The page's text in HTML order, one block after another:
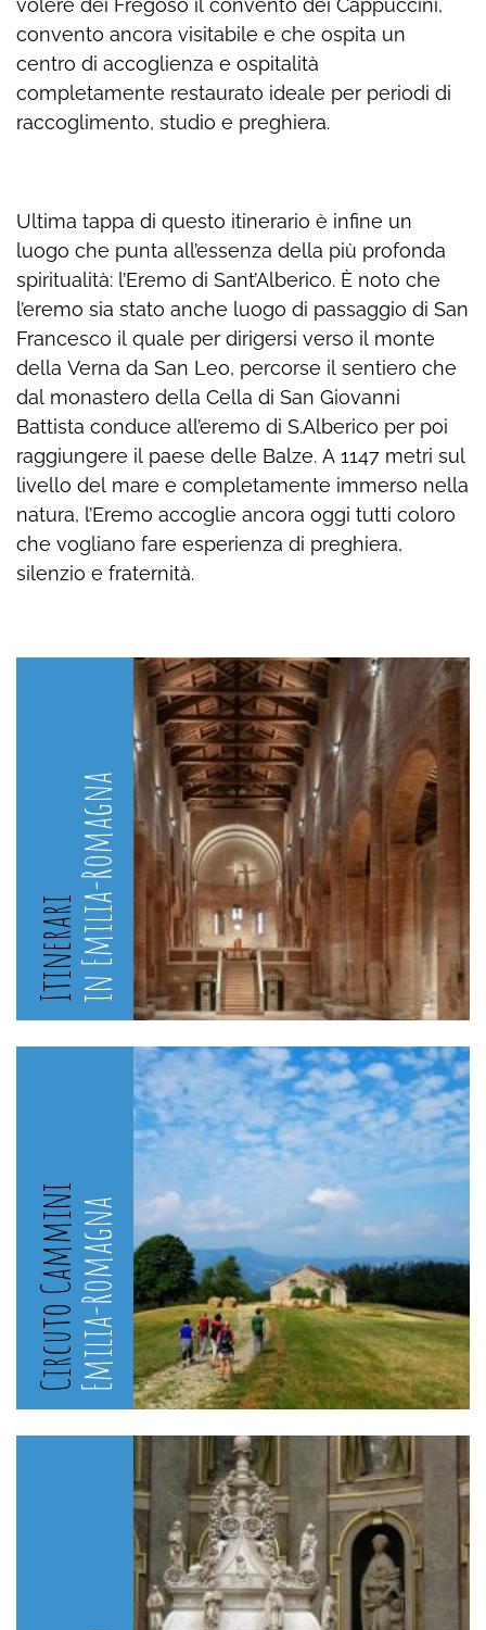
volere dei Fregoso il convento dei Cappuccini,
convento ancora visitabile e che ospita un
centro di accoglienza e ospitalità
completamente restaurato ideale per periodi di
raccoglimento, studio e preghiera.
Ultima tappa di questo itinerario è infine un
luogo che punta all’essenza della più profonda
spiritualità: l’Eremo di Sant’Alberico. È noto che
l’eremo sia stato anche luogo di passaggio di San
Francesco il quale per dirigersi verso il monte
della Verna da San Leo, percorse il sentiero che
dal monastero della Cella di San Giovanni
Battista conduce all’eremo di S.Alberico per poi
raggiungere il paese delle Balze. A 1147 metri sul
livello del mare e completamente immerso nella
natura, l’Eremo accoglie ancora oggi tutti coloro
che vogliano fare esperienza di preghiera,
silenzio e fraternità.
Itinerariin Emilia-Romagna
Circuto CamminiEmilia-Romagna